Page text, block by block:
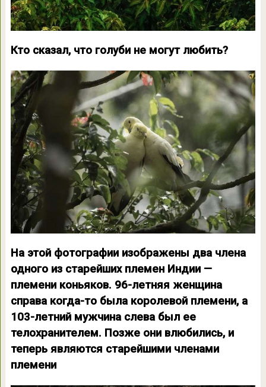
Кто сказал, что голуби не могут любить?
На этой фотографии изображены два члена
одного из старейших племен Индии —
племени коньяков. 96-летняя женщина
справа когда-то была королевой племени, а
103-летний мужчина слева был ее
телохранителем. Позже они влюбились, и
теперь являются старейшими членами
племени